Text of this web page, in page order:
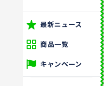
最新ニュース
商品一覧
キャンペーン